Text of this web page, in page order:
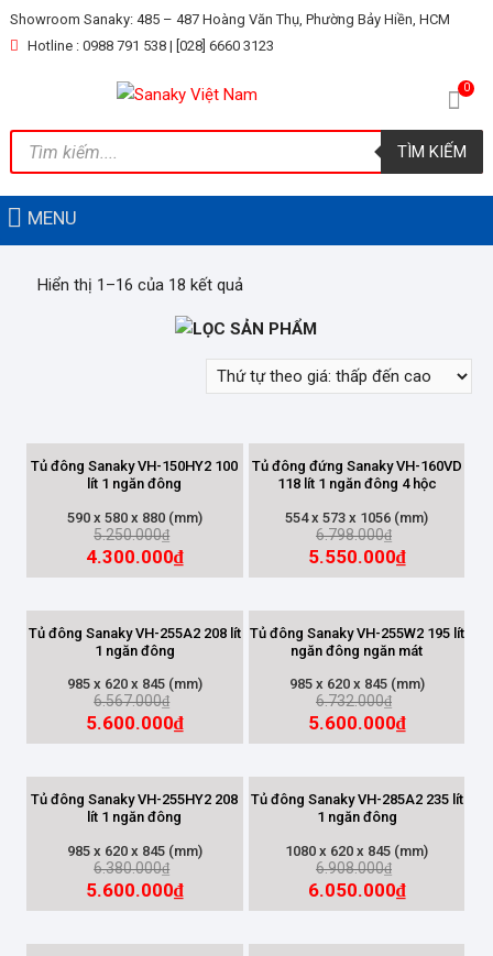
Skip
to
Showroom Sanaky: 485 – 487 Hoàng Văn Thụ, Phường Bảy Hiền, HCM
Hotline : 0988 791 538 | [028] 6660 3123
0
Tìm
kiếm
sản
TÌM KIẾM
MENU
LỌC THEO GIÁ
LOẠI TỦ
Tủ đông cánh thép
(9)
Tủ đông mặt kính
(1)
SỐ NGĂN
1 ngăn đông
(6)
2 ngăn (Đông+Mát)
(4)
Hiển thị 1–16 của 18 kết quả
LỌC SẢN PHẨM
Tủ đông Sanaky VH-150HY2 100
lít 1 ngăn đông
590 x 580 x 880 (mm)
5.250.000₫
4.300.000₫
Tủ đông đứng Sanaky VH-160VD
118 lít 1 ngăn đông 4 hộc
554 x 573 x 1056 (mm)
6.798.000₫
5.550.000₫
Tủ đông Sanaky VH-255A2 208 lít
1 ngăn đông
985 x 620 x 845 (mm)
6.567.000₫
5.600.000₫
Tủ đông Sanaky VH-255W2 195 lít
ngăn đông ngăn mát
985 x 620 x 845 (mm)
6.732.000₫
5.600.000₫
Tủ đông Sanaky VH-255HY2 208
lít 1 ngăn đông
985 x 620 x 845 (mm)
6.380.000₫
5.600.000₫
Tủ đông Sanaky VH-285A2 235 lít
1 ngăn đông
1080 x 620 x 845 (mm)
6.908.000₫
6.050.000₫